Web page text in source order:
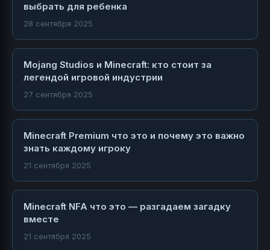
выбрать для ребенка
28 сентября 2025
Mojang Studios и Minecraft: кто стоит за
легендой игровой индустрии
27 сентября 2025
Minecraft Premium что это и почему это важно
знать каждому игроку
21 сентября 2025
Minecraft NFA что это — разгадаем загадку
вместе
21 сентября 2025